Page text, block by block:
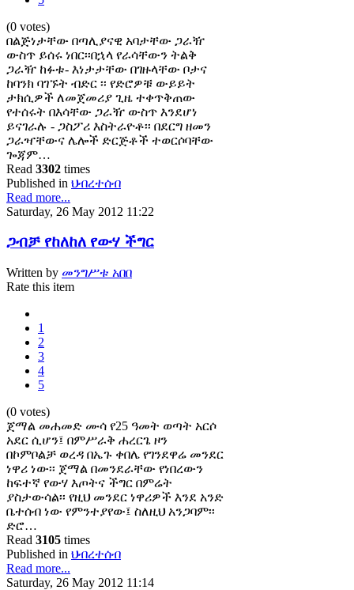
(0 votes)
በልጅነታቸው በጣሊያናዊ አባታቸው ጋራዥ
ውስጥ ይሰሩ ነበር፡፡በኋላ የራሳቸውን ትልቅ
ጋራዥ ከፉቱ- እነታታቸው በገዙላቸው ቦታና
ከባንክ ባገኙት ብድር ፡፡ የድሮዎቹ ውይይት
ታክሲዎች ለመጀመሪያ ጊዜ ተቀጥቅጠው
የተሰሩት በእሳቸው ጋራዥ ውስጥ እንደሆነ
ይናገራሉ - ጋስፖሪ እስትራዮቶ፡፡ በደርግ ዘመን
ጋራዣቸውና ሌሎች ድርጅቶች ተወርሶባቸው
ጐጃም…
Read 3302 times
Published in ህብረተሰብ
Read more...
Saturday, 26 May 2012 11:22
ጋብቻ የከለከለ የውሃ ችግር
Written by መንግሥቱ አበበ
Rate this item
1
2
3
4
5
(0 votes)
ጀማል መሐመድ ሙሳ የ25 ዓመት ወጣት አርሶ
አደር ሲሆን፤ በምሥራቅ ሐረርጌ ዞን
በኮምቦልቻ ወረዳ በኤጉ ቀበሌ የገንደዋሬ መንደር
ነዋሪ ነው፡፡ ጀማል በመንደራቸው የነበረውን
ከፍተኛ የውሃ እጦትና ችግር በምሬት
ያስታውሳል፡፡ የዚህ መንደር ነዋሪዎች እንደ አንድ
ቤተሰብ ነው የምንተያየው፤ ስለዚህ አንጋባም፡፡
ድሮ…
Read 3105 times
Published in ህብረተሰብ
Read more...
Saturday, 26 May 2012 11:14